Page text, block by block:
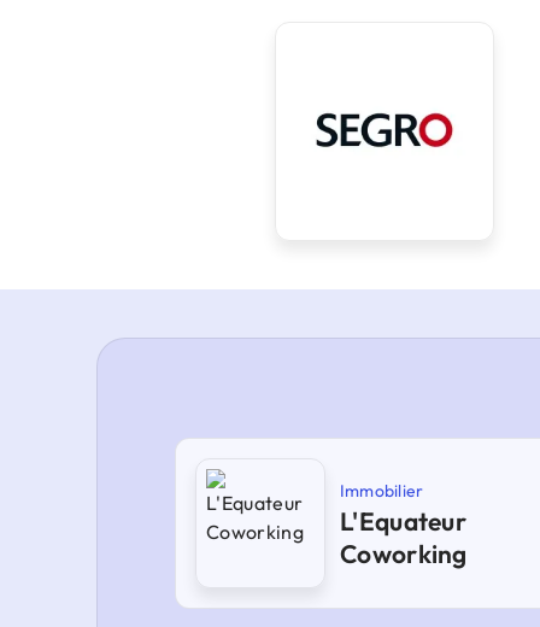
Immobilier
L'Equateur
Coworking